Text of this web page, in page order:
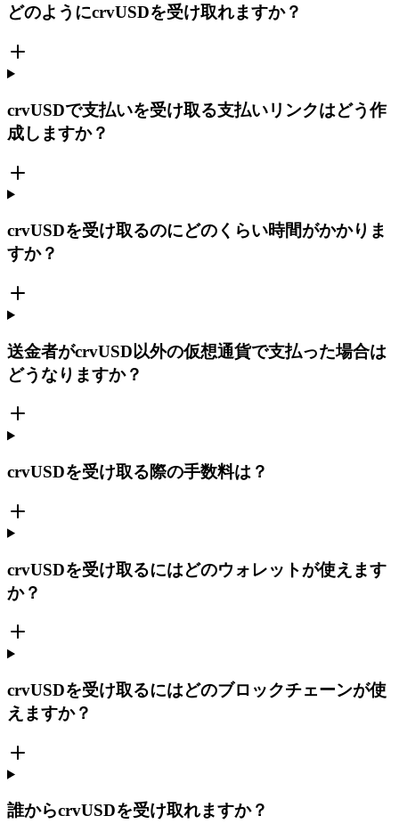
どのようにcrvUSDを受け取れますか？
crvUSDで支払いを受け取る支払いリンクはどう作
成しますか？
crvUSDを受け取るのにどのくらい時間がかかりま
すか？
送金者がcrvUSD以外の仮想通貨で支払った場合は
どうなりますか？
crvUSDを受け取る際の手数料は？
crvUSDを受け取るにはどのウォレットが使えます
か？
crvUSDを受け取るにはどのブロックチェーンが使
えますか？
誰からcrvUSDを受け取れますか？